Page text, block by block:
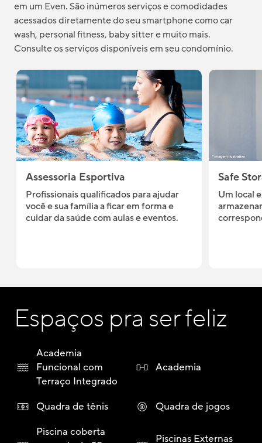
em um Even. São inúmeros serviços e comodidades
acessados diretamente do seu smartphone como car
wash, personal fitness, baby sitter e muito mais.
Consulte os serviços disponíveis em seu condomínio.
Assessoria Esportiva
Profissionais qualificados para ajudar
você e sua família a ficar em forma e
cuidar da saúde com aulas e eventos.
Safe
Um local
Espaços pra ser feliz
Academia
Funcional com
Terraço Integrado
Academia
Quadra de tênis
Quadra de jogos
Piscina coberta
Piscinas Externas